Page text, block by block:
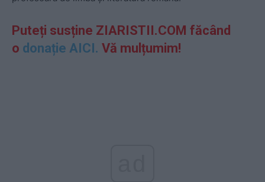
Puteți susține ZIARISTII.COM făcând
o donație AICI. Vă mulțumim!